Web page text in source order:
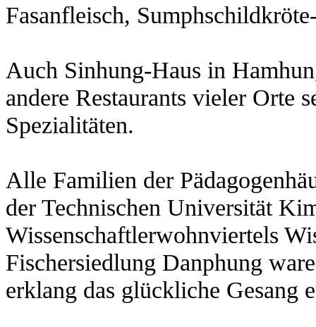
Fasanfleisch,
Auch Sinhung-Haus in
andere Restaurants vieler Orte
Spezialitäten.
Alle Familien der
der Technischen Universität
Wissenschaftlerwohnviertels
Fischersiedlung Danphung
erklang das glückliche Gesang